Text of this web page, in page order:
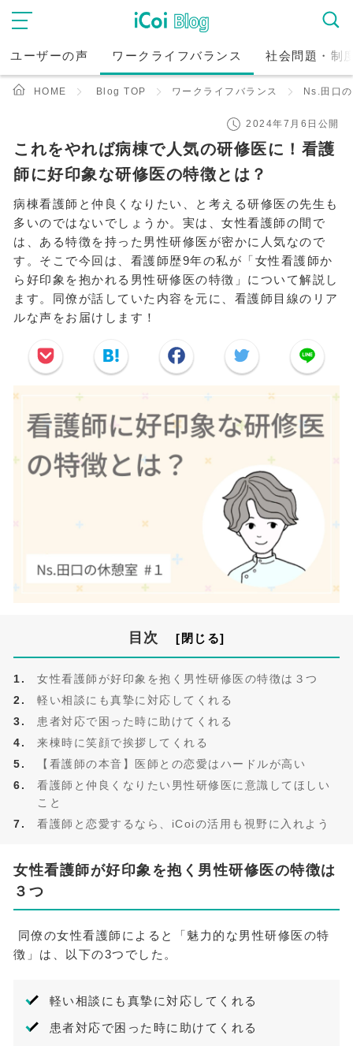
ユーザーの声 ワークライフバランス 社会問題・制
HOME Blog TOP ワークライフバランス Ns.田口
2024年7月6日公開
これをやれば病棟で人気の研修医に！看護
師に好印象な研修医の特徴とは？
病棟看護師と仲良くなりたい、と考える研修医の先生も
多いのではないでしょうか。実は、女性看護師の間で
は、ある特徴を持った男性研修医が密かに人気なので
す。そこで今回は、看護師歴9年の私が「女性看護師か
ら好印象を抱かれる男性研修医の特徴」について解説し
ます。同僚が話していた内容を元に、看護師目線のリア
ルな声をお届けします！
目次
女性看護師が好印象を抱く男性研修医の特徴は３つ
軽い相談にも真摯に対応してくれる
患者対応で困った時に助けてくれる
来棟時に笑顔で挨拶してくれる
【看護師の本音】医師との恋愛はハードルが高い
看護師と仲良くなりたい男性研修医に意識してほしい
こと
看護師と恋愛するなら、iCoiの活用も視野に入れよう
女性看護師が好印象を抱く男性研修医の特徴は
３つ
同僚の女性看護師によると「魅力的な男性研修医の特
徴」は、以下の3つでした。
軽い相談にも真摯に対応してくれる
患者対応で困った時に助けてくれる